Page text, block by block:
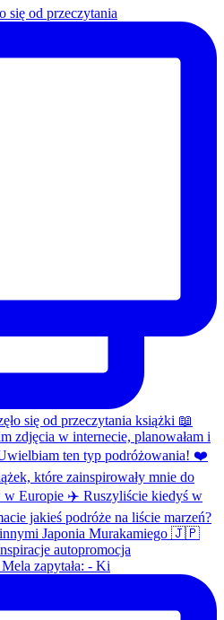
się od przeczytania
zapytała: - Ki